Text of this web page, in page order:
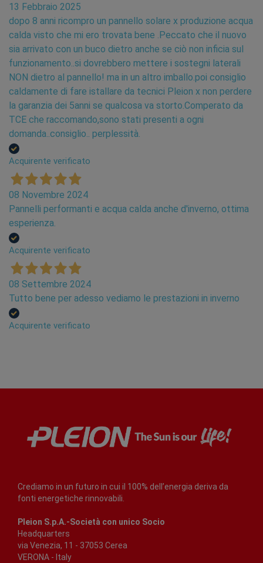
13 Febbraio 2025
dopo 8 anni ricompro un pannello solare x produzione acqua
calda visto che mi ero trovata bene .Peccato che il nuovo
sia arrivato con un buco dietro anche se ciò non inficia sul
funzionamento..si dovrebbero mettere i sostegni laterali
NON dietro al pannello! ma in un altro imballo.poi consiglio
caldamente di fare istallare da tecnici Pleion x non perdere
la garanzia dei 5anni se qualcosa va storto.Comperato da
TCE che raccomando,sono stati presenti a ogni
domanda..consiglio.. perplessità.
Acquirente verificato
08 Novembre 2024
Pannelli performanti e acqua calda anche d'inverno, ottima
esperienza.
Acquirente verificato
08 Settembre 2024
Tutto bene per adesso vediamo le prestazioni in inverno
Acquirente verificato
Crediamo in un futuro in cui il 100% dell’energia deriva da
fonti energetiche rinnovabili.
Pleion S.p.A.-Società con unico Socio
Headquarters
via Venezia, 11 - 37053 Cerea
VERONA - Italy